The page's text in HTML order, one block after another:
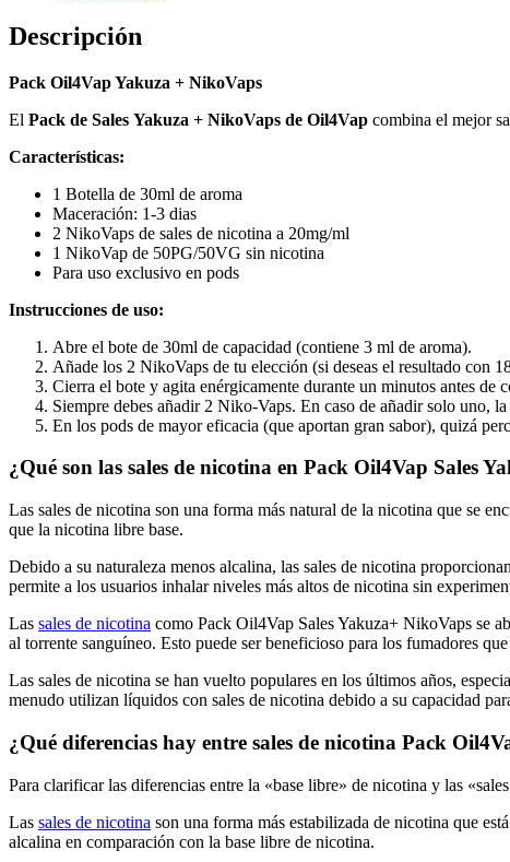
Descripción
Pack Oil4Vap Yakuza + NikoVaps
El Pack de Sales Yakuza + NikoVaps de Oil4Vap combina el mejor
Características:
1 Botella de 30ml de aroma
Maceración: 1-3 dias
2 NikoVaps de sales de nicotina a 20mg/ml
1 NikoVap de 50PG/50VG sin nicotina
Para uso exclusivo en pods
Instrucciones de uso:
Abre el bote de 30ml de capacidad (contiene 3 ml de aroma).
Añade los 2 NikoVaps de tu elección (si deseas el resultado con
Cierra el bote y agita enérgicamente durante un minutos antes de
Siempre debes añadir 2 Niko-Vaps. En caso de añadir solo uno,
En los pods de mayor eficacia (que aportan gran sabor), quizá
¿Qué son las sales de nicotina en Pack Oil4Vap Sales
Las sales de nicotina son una forma más natural de la nicotina que se
que la nicotina libre base.
Debido a su naturaleza menos alcalina, las sales de nicotina
permite a los usuarios inhalar niveles más altos de nicotina sin
Las sales de nicotina como Pack Oil4Vap Sales Yakuza+ NikoVaps se
al torrente sanguíneo. Esto puede ser beneficioso para los fumadores
Las sales de nicotina se han vuelto populares en los últimos años,
menudo utilizan líquidos con sales de nicotina debido a su capacidad
¿Qué diferencias hay entre sales de nicotina Pack
Para clarificar las diferencias entre la «base libre» de nicotina y las
Las sales de nicotina son una forma más estabilizada de nicotina que
alcalina en comparación con la base libre de nicotina.